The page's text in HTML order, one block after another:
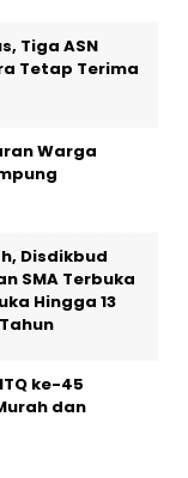
Tiga ASN
Tetap Terima
Warga
Disdikbud
SMA Terbuka
Hingga 13
ke-45
dan